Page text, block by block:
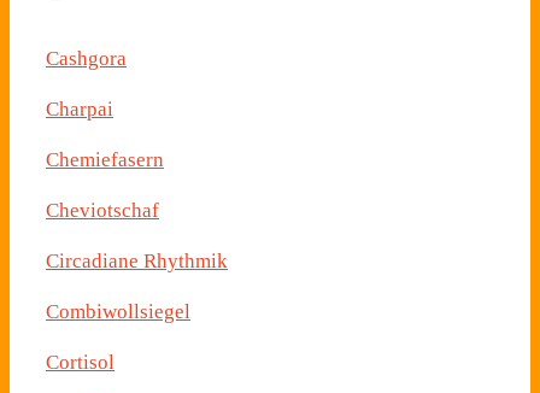
Cashgora
Charpai
Chemiefasern
Cheviotschaf
Circadiane Rhythmik
Combiwollsiegel
Cortisol